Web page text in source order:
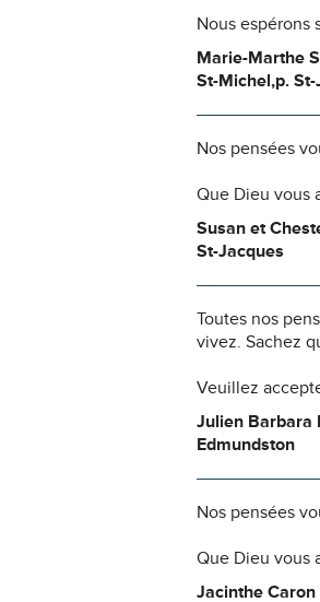
Nous espérons
Marie-Marthe
St-Michel,p.
Nos pensées
Que Dieu vous
Susan et
St-Jacques
Toutes nos
vivez. Sachez
Veuillez
Julien Barbara
Edmundston
Nos pensées
Que Dieu vous
Jacinthe Caron